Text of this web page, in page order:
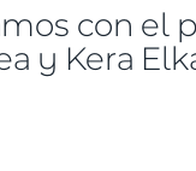
con el
y Kera
Zast!, en esta